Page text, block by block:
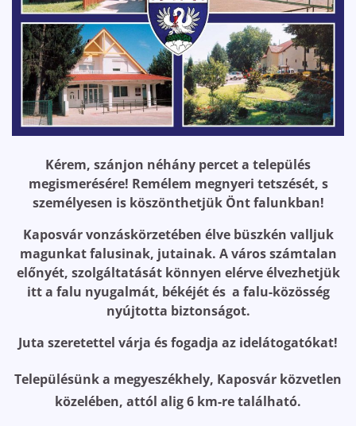
Kérem, szánjon néhány percet a település
megismerésére! Remélem megnyeri tetszését, s
személyesen is köszönthetjük Önt falunkban!
Kaposvár vonzáskörzetében élve büszkén valljuk
magunkat falusinak, jutainak. A város számtalan
előnyét, szolgáltatását könnyen elérve élvezhetjük
itt a falu nyugalmát, békéjét és a falu-közösség
nyújtotta biztonságot.
Juta szeretettel várja és fogadja az idelátogatókat!
Településünk a megyeszékhely, Kaposvár közvetlen
közelében, attól alig 6 km-re található.